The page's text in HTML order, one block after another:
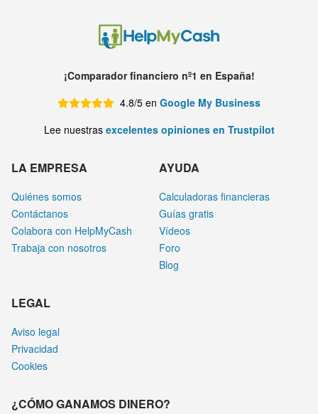
¡Comparador financiero nº1 en España!
4.8/5 en Google My Business
Lee nuestras excelentes opiniones en Trustpilot
LA EMPRESA
Quiénes somos
Contáctanos
Colabora con HelpMyCash
Trabaja con nosotros
AYUDA
Calculadoras financieras
Guías gratis
Vídeos
Foro
Blog
LEGAL
Aviso legal
Privacidad
Cookies
¿CÓMO GANAMOS DINERO?